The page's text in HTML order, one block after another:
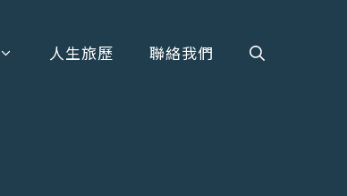
人生旅歷 聯絡我們